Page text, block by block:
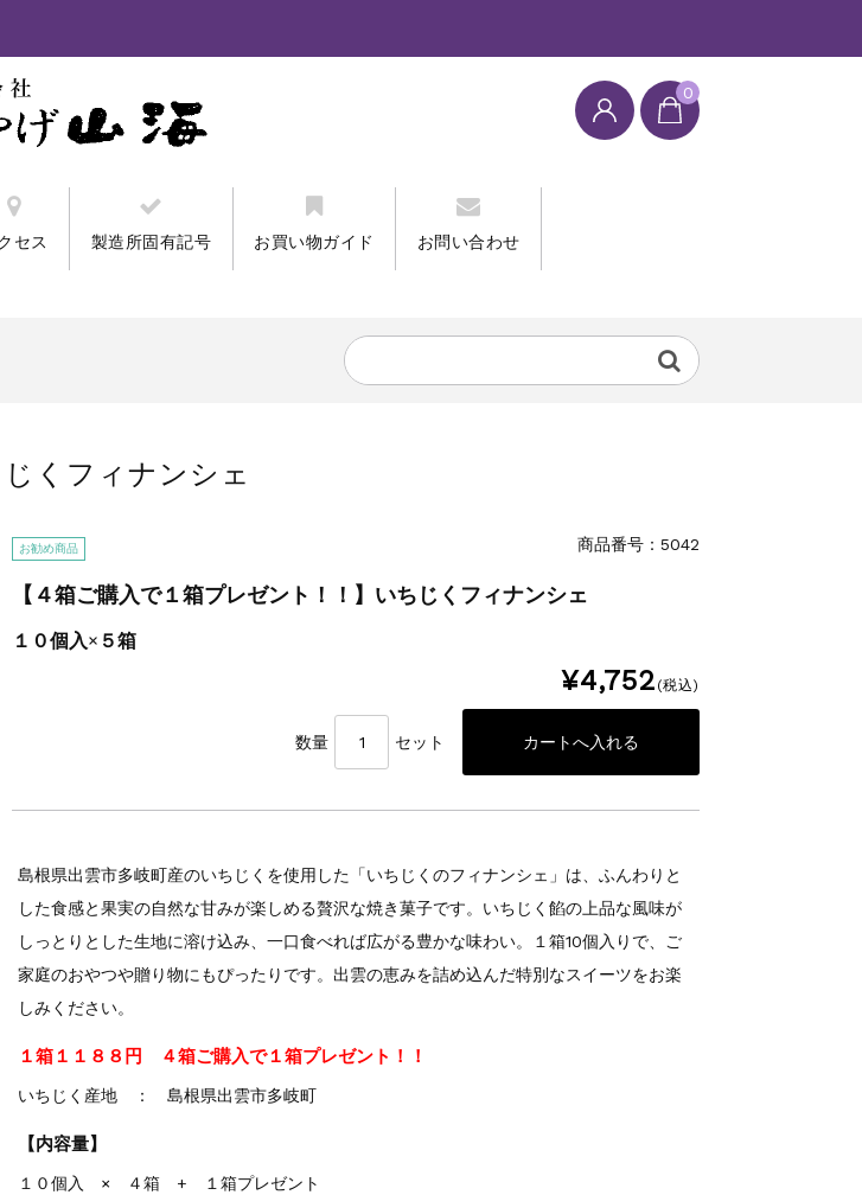
0
セス 製造所固有記号 お買い物ガイド お問い合わせ
と表示されるお客様。
くフィナンシェ
お勧め商品 商品番号：5042
【４箱ご購入で１箱プレゼント！！】いちじくフィナンシェ
１０個入×５箱
¥4,752 (税込)
数量 セット
島根県出雲市多岐町産のいちじくを使用した「いちじくのフィナンシェ」は、ふんわりと
した食感と果実の自然な甘みが楽しめる贅沢な焼き菓子です。いちじく餡の上品な風味が
しっとりとした生地に溶け込み、一口食べれば広がる豊かな味わい。１箱10個入りで、ご
家庭のおやつや贈り物にもぴったりです。出雲の恵みを詰め込んだ特別なスイーツをお楽
しみください。
１箱１１８８円 ４箱ご購入で１箱プレゼント！！
いちじく産地 ： 島根県出雲市多岐町
【内容量】
１０個入 × ４箱 + １箱プレゼント